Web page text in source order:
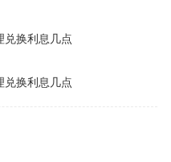
兑换利息几点
兑换利息几点